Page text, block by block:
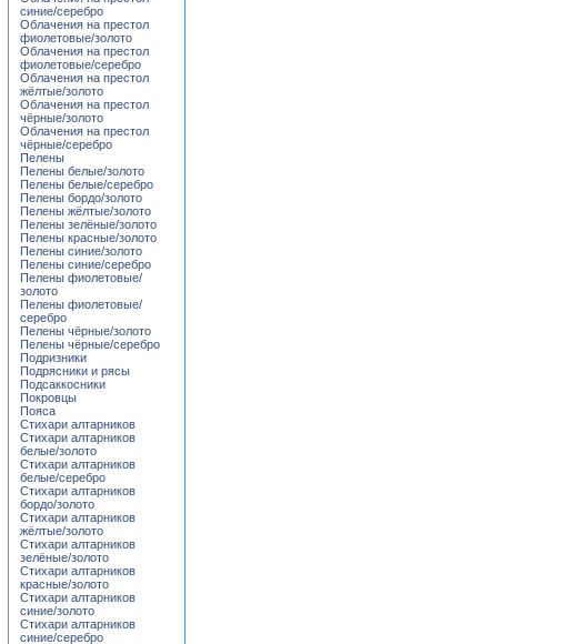
синие/серебро
Облачения на престол
фиолетовые/золото
Облачения на престол
фиолетовые/серебро
Облачения на престол
жёлтые/золото
Облачения на престол
чёрные/золото
Облачения на престол
чёрные/серебро
Пелены
Пелены белые/золото
Пелены белые/серебро
Пелены бордо/золото
Пелены жёлтые/золото
Пелены зелёные/золото
Пелены красные/золото
Пелены синие/золото
Пелены синие/серебро
Пелены фиолетовые/
золото
Пелены фиолетовые/
серебро
Пелены чёрные/золото
Пелены чёрные/серебро
Подризники
Подрясники и рясы
Подсаккосники
Покровцы
Пояса
Стихари алтарников
Стихари алтарников
белые/золото
Стихари алтарников
белые/серебро
Стихари алтарников
бордо/золото
Стихари алтарников
жёлтые/золото
Стихари алтарников
зелёные/золото
Стихари алтарников
красные/золото
Стихари алтарников
синие/золото
Стихари алтарников
синие/серебро